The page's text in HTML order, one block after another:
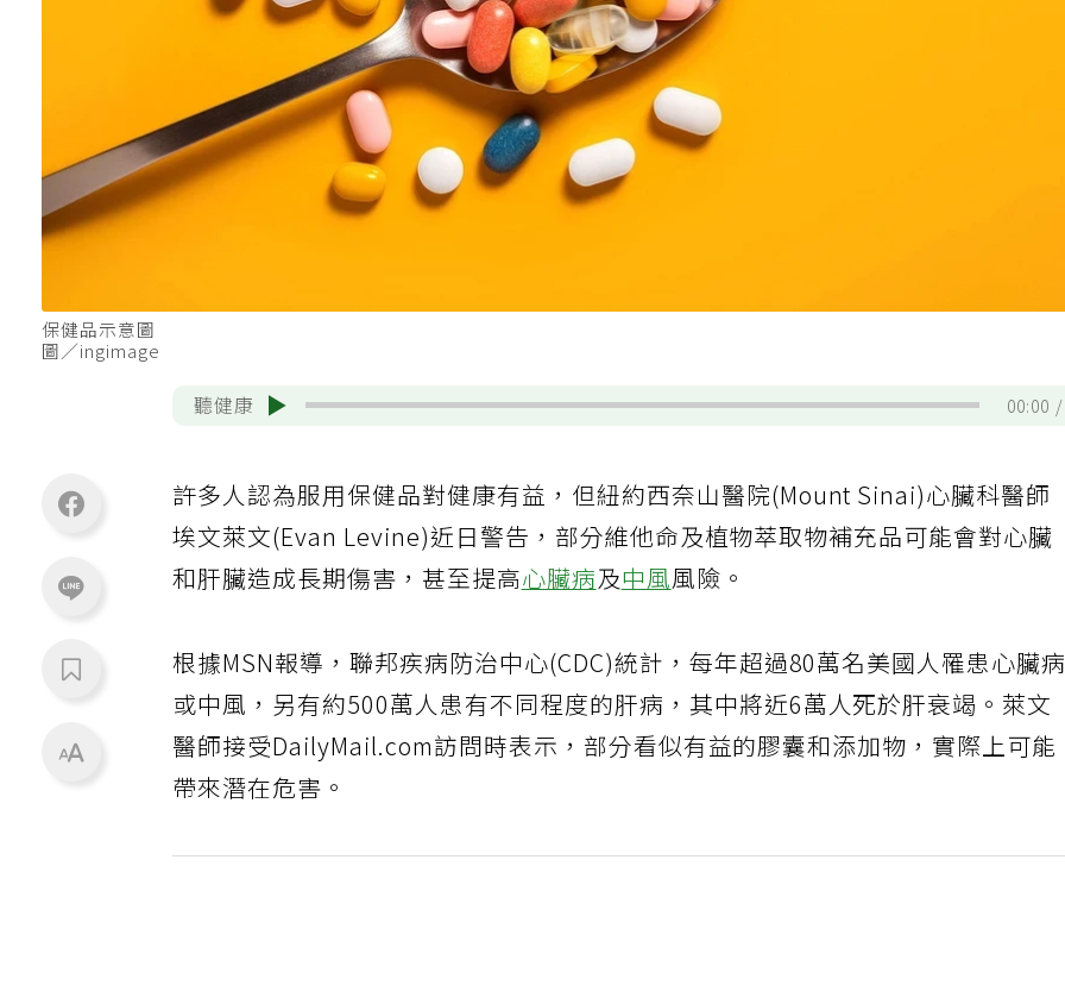
保健品示意圖
圖／ingimage
聽健康 00:00
許多人認為服用保健品對健康有益，但紐約西奈山醫院(Mount Sinai)心臟科醫師
埃文萊文(Evan Levine)近日警告，部分維他命及植物萃取物補充品可能會對心臟
和肝臟造成長期傷害，甚至提高心臟病及中風風險。
根據MSN報導，聯邦疾病防治中心(CDC)統計，每年超過80萬名美國人罹患心臟病
或中風，另有約500萬人患有不同程度的肝病，其中將近6萬人死於肝衰竭。萊文
醫師接受DailyMail.com訪問時表示，部分看似有益的膠囊和添加物，實際上可能
帶來潛在危害。